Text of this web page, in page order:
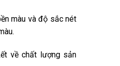
màu và độ sắc nét
về chất lượng sản